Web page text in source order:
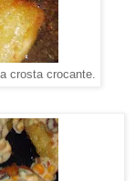
crosta crocante.